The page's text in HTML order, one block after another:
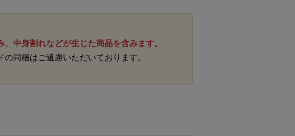
中身割れなどが生じた商品を含みます。
同梱はご遠慮いただいております。